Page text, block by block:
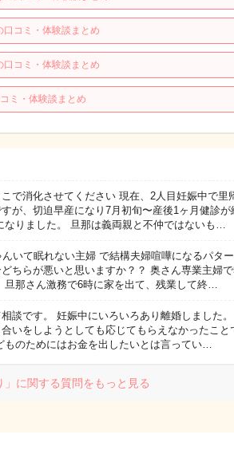
口コミ・体験談まとめ
コミ・体験談まとめ
ミ・体験談まとめ
で消化させてください 現在、2人目妊娠中で里
が、切迫早産になり7月初旬〜産後1ヶ月健診が
なりました。 旦那は義両親と不仲ではないも…
いて眠れない主婦 で結構夫婦喧嘩になるパタ
ちらが悪いと思いますか？？ 奥さん専業主婦で
旦那さん激務で6時に家を出て、残業して終…
談です。 妊娠中にいろいろあり離婚しました
いをしようとしても応じてもらえなかったこと
ものためにはお金を出したいとは言ってい…
」に関する質問をもっと見る